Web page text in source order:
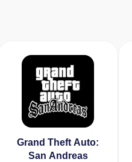
Grand Theft Auto:
San Andreas